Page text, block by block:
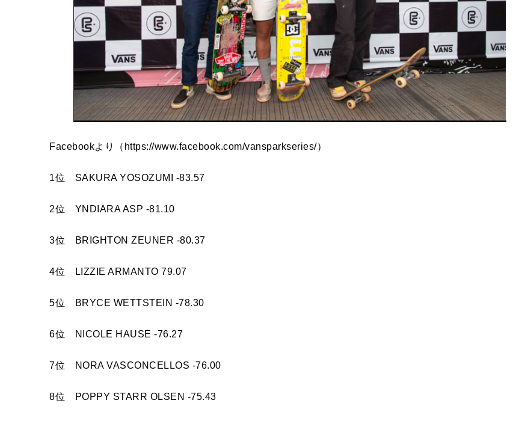
Facebookより（https://www.facebook.com/vansparkseries/）
1位 SAKURA YOSOZUMI -83.57
2位 YNDIARA ASP -81.10
3位 BRIGHTON ZEUNER -80.37
4位 LIZZIE ARMANTO 79.07
5位 BRYCE WETTSTEIN -78.30
6位 NICOLE HAUSE -76.27
7位 NORA VASCONCELLOS -76.00
8位 POPPY STARR OLSEN -75.43